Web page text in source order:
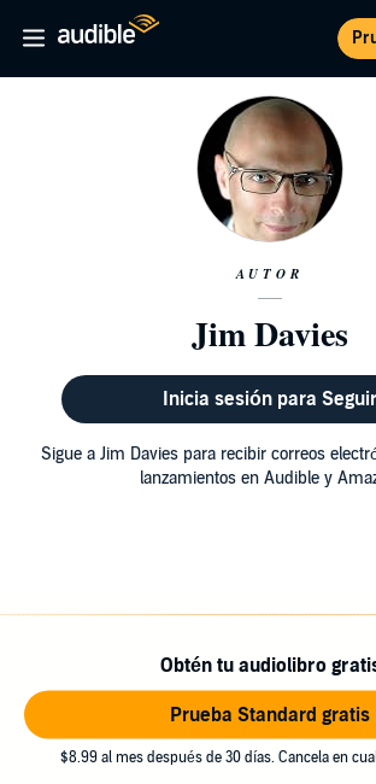
AUTOR
Jim Davies
Inicia sesión para Seguir
Sigue a Jim Davies para recibir correos
lanzamientos en Audible y
Obtén tu audiolibro
Prueba Standard gratis
$8.99 al mes después de 30 días. Cancela en